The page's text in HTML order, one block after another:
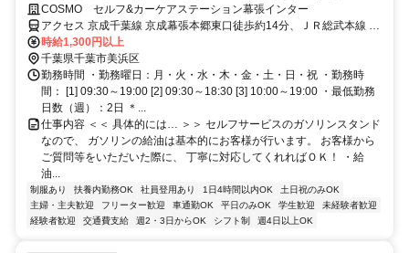
OK／社員割引／幅広いスキルが身につく
COSMO セルフ&カーケアステーション幕張インター
アクセス 京成千葉線 京成幕張本郷東口徒歩約14分、ＪＲ総武本線 幕
張本郷東口徒歩約14分 京成幕張本郷駅から徒歩14分
時給1,300円以上
千葉県千葉市美浜区
勤務時間 ・勤務曜日：月・火・水・木・金・土・日・祝 ・勤務時
間： [1] 09:30～19:00 [2] 09:30～18:30 [3] 10:00～19:00 ・最低勤務
日数（週）：2日 ＊...
仕事内容 ＜＜ 具体的には… ＞＞ セルフサービスのガソリンスタンド
なので、 ガソリンの給油は基本的にお客様が行います。 お客様から
ご質問等をいただいた際に、 丁寧に対応してくれればＯＫ！ ・給
油...
制服あり 扶養内勤務OK 社員登用あり 1日4時間以内OK
土日祝のみOK
主婦・主夫歓迎
フリーター歓迎 車通勤OK 平日のみOK 学生歓迎
未経験者歓迎
経験者歓迎
交通費支給 週2・3日からOK シフト制 週4日以上OK